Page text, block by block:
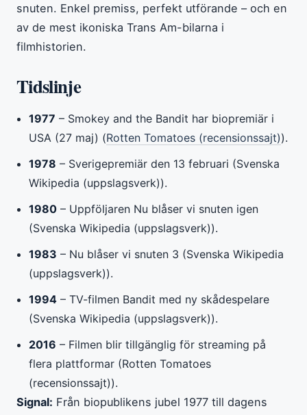
snuten. Enkel premiss, perfekt utförande – och en
av de mest ikoniska Trans Am-bilarna i
filmhistorien.
Tidslinje
1977 – Smokey and the Bandit har biopremiär i
USA (27 maj) (Rotten Tomatoes (recensionssajt)).
1978 – Sverigepremiär den 13 februari (Svenska
Wikipedia (uppslagsverk)).
1980 – Uppföljaren Nu blåser vi snuten igen
(Svenska Wikipedia (uppslagsverk)).
1983 – Nu blåser vi snuten 3 (Svenska Wikipedia
(uppslagsverk)).
1994 – TV-filmen Bandit med ny skådespelare
(Svenska Wikipedia (uppslagsverk)).
2016 – Filmen blir tillgänglig för streaming på
flera plattformar (Rotten Tomatoes
(recensionssajt)).
Signal: Från biopublikens jubel 1977 till dagens